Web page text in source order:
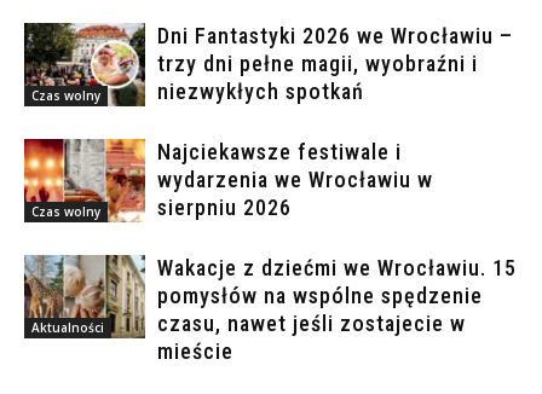
Czas wolny
Dni Fantastyki 2026 we Wrocławiu –
trzy dni pełne magii, wyobraźni i
niezwykłych spotkań
Czas wolny
Najciekawsze festiwale i
wydarzenia we Wrocławiu w
sierpniu 2026
Aktualności
Wakacje z dziećmi we Wrocławiu. 15
pomysłów na wspólne spędzenie
czasu, nawet jeśli zostajecie w
mieście